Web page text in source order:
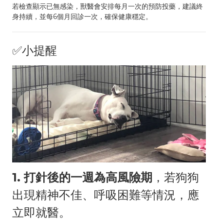
若檢查顯示已無感染，獸醫會安排每月一次的預防投藥，建議終
身持續，並每6個月回診一次，確保健康穩定。
✅小提醒
1. 打針後的一週為高風險期 ，若狗狗
出現精神不佳、呼吸困難等情況，應
立即就醫。